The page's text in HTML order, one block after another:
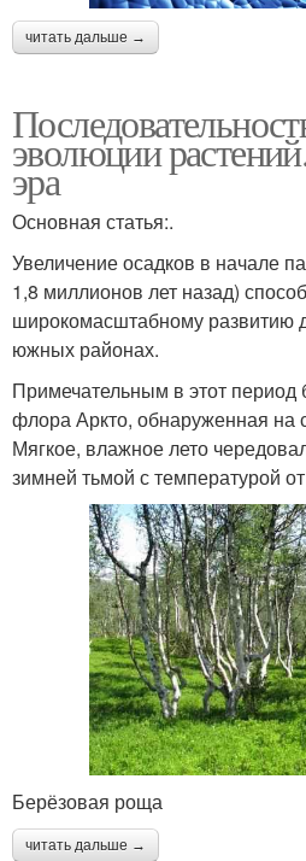
читать дальше →
эволюции
эра
Основная статья:.
Увеличение осадков в начале
1,8 миллионов лет назад)
широкомасштабному развитию
южных районах.
Примечательным в этот
флора Аркто, обнаруженная на
Мягкое, влажное лето
зимней тьмой с температурой
Берёзовая роща
читать дальше →